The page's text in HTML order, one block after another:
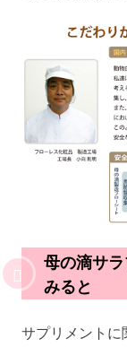
母の滴サ
みると
サプリメントに